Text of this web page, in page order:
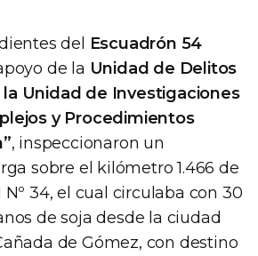
del Escuadrón 54
de la Unidad de Delitos
Unidad de Investigaciones
y Procedimientos
, inspeccionaron un
sobre el kilómetro 1.466 de
Nº 34, el cual circulaba con 30
de soja desde la ciudad
de Gómez, con destino